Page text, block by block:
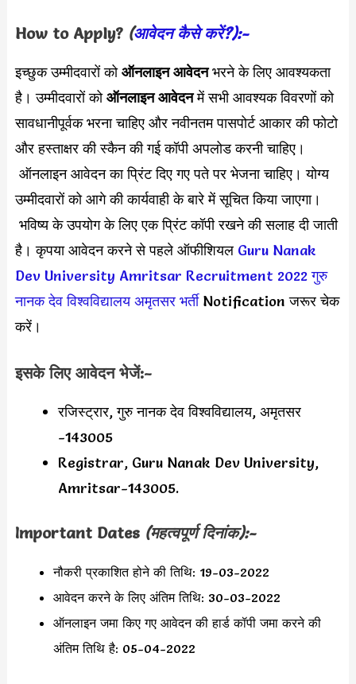
How to Apply?(आवेदन कैसे करें?):-
इच्छुक उम्मीदवारों कोऑनलाइन आवेदनभरने के लिए आवश्यकता
है। उम्मीदवारों कोऑनलाइन आवेदनमें सभी आवश्यक विवरणों को
सावधानीपूर्वक भरना चाहिए और नवीनतम पासपोर्ट आकार की फोटो
और हस्ताक्षर की स्कैन की गई कॉपी अपलोड करनी चाहिए।
ऑनलाइन आवेदन का प्रिंट दिए गए पते पर भेजना चाहिए। योग्य
उम्मीदवारों को आगे की कार्यवाही के बारे में सूचित किया जाएगा।
भविष्य के उपयोग के लिए एक प्रिंट कॉपी रखने की सलाह दी जाती
है। कृपया आवेदन करने से पहले ऑफीशियल Guru Nanak
Dev University Amritsar Recruitment 2022 गुरु
नानक देव विश्वविद्यालय अमृतसर भर्तीNotification जरूर चेक
करें।
इसके लिए आवेदन भेजें:-
रजिस्ट्रार, गुरु नानक देव विश्वविद्यालय, अमृतसर
-143005
Registrar, Guru Nanak Dev University,
Amritsar-143005.
Important Dates (महत्वपूर्ण दिनांक):-
नौकरी प्रकाशित होने की तिथि: 19-03-2022
आवेदन करने के लिए अंतिम तिथि: 30-03-2022
ऑनलाइन जमा किए गए आवेदन की हार्ड कॉपी जमा करने की
अंतिम तिथि है: 05-04-2022